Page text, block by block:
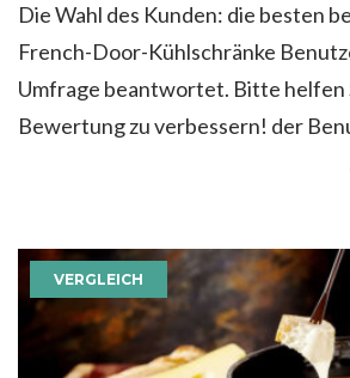
Die Wahl des Kunden: die besten
French-Door-Kühlschränke
Umfrage beantwortet. Bitte helfen
Bewertung zu verbessern! der
VERGLEICH